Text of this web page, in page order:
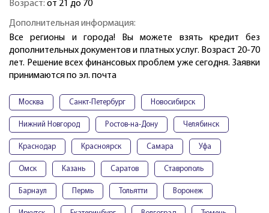
Возраст: от 21 до 70
Дополнительная информация:
Все регионы и города! Вы можете взять кредит без
дополнительных документов и платных услуг. Возраст 20-70
лет. Решение всех финансовых проблем уже сегодня. Заявки
принимаются по эл. почта
Москва Санкт-Петербург Новосибирск
Нижний Новгород Ростов-на-Дону Челябинск
Краснодар Красноярск Самара Уфа
Омск Казань Саратов Ставрополь
Барнаул Пермь Тольятти Воронеж